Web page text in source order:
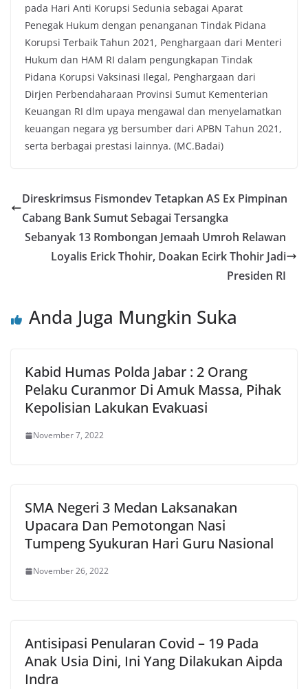
pada Hari Anti Korupsi Sedunia sebagai Aparat
Penegak Hukum dengan penanganan Tindak Pidana
Korupsi Terbaik Tahun 2021, Penghargaan dari Menteri
Hukum dan HAM RI dalam pengungkapan Tindak
Pidana Korupsi Vaksinasi Ilegal, Penghargaan dari
Dirjen Perbendaharaan Provinsi Sumut Kementerian
Keuangan RI dlm upaya mengawal dan menyelamatkan
keuangan negara yg bersumber dari APBN Tahun 2021,
serta berbagai prestasi lainnya. (MC.Badai)
Direskrimsus Fismondev Tetapkan AS Ex Pimpinan
Cabang Bank Sumut Sebagai Tersangka
Sebanyak 13 Rombongan Jemaah Umroh Relawan
Loyalis Erick Thohir, Doakan Ecirk Thohir Jadi
Presiden RI
Anda Juga Mungkin Suka
Kabid Humas Polda Jabar : 2 Orang
Pelaku Curanmor Di Amuk Massa, Pihak
Kepolisian Lakukan Evakuasi
November 7, 2022
SMA Negeri 3 Medan Laksanakan
Upacara Dan Pemotongan Nasi
Tumpeng Syukuran Hari Guru Nasional
November 26, 2022
Antisipasi Penularan Covid – 19 Pada
Anak Usia Dini, Ini Yang Dilakukan Aipda
Indra